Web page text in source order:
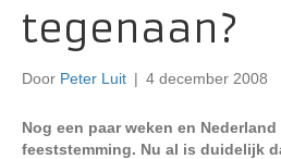
tegenaan?
Door Peter Luit | 4 december 2008
Nog een paar weken en
feeststemming. Nu al is duidelijk